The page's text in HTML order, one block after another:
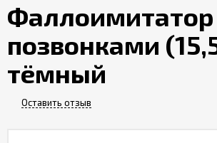
%
CashBack
%
Партнерам
Фаллоимитатор
позвонками
тёмный
Оставить отзыв